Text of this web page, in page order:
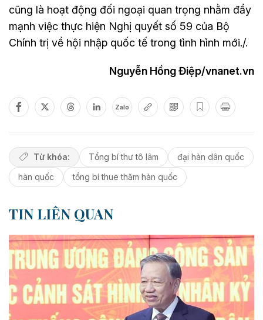
cũng là hoạt động đối ngoại quan trọng nhằm đẩy
mạnh việc thực hiện Nghị quyết số 59 của Bộ
Chính trị về hội nhập quốc tế trong tình hình mới./.
Nguyễn Hồng Điệp/vnanet.vn
Zalo
Từ khóa: Tổng bí thư tô lâm
đại hàn dân quốc
hàn quốc
tổng bí thue thăm hàn quốc
TIN LIÊN QUAN